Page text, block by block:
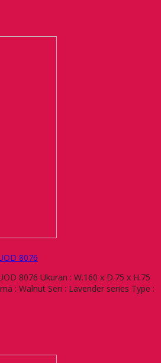
8076
8076 Ukuran : W.160 x D.75 x H.75
: Walnut Seri : Lavender series Type :